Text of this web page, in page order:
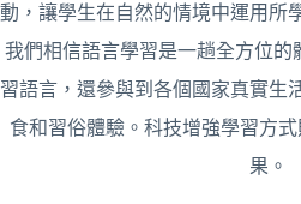
動，讓學生在自然的情境中運用所
我們相信語言學習是一趟全方位的
習語言，還參與到各個國家真實生
食和習俗體驗。科技增強學習方
果。